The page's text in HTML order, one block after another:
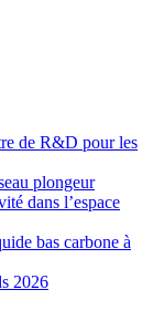
de R&D pour les
plongeur
dans l’espace
bas carbone à
2026